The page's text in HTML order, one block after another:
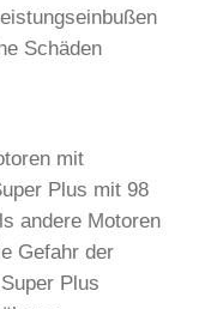
Schäden
mit
Plus mit 98
andere Motoren
Gefahr der
Plus